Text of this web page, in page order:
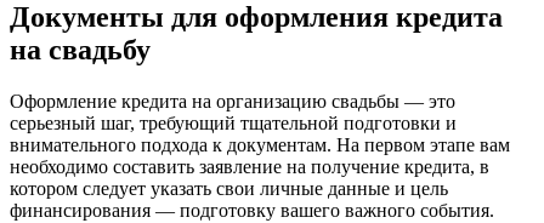
Документы для оформления кредита
на свадьбу
Оформление кредита на организацию свадьбы — это
серьезный шаг, требующий тщательной подготовки и
внимательного подхода к документам. На первом этапе вам
необходимо составить заявление на получение кредита, в
котором следует указать свои личные данные и цель
финансирования — подготовку вашего важного события.